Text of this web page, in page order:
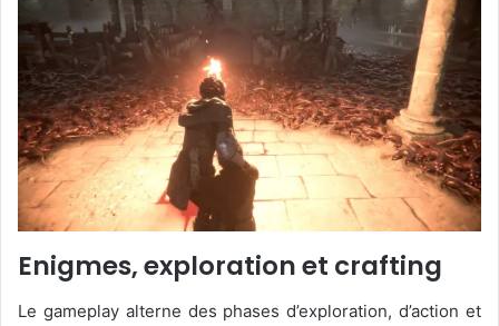
Enigmes, exploration et crafting
Le gameplay alterne des phases d’exploration, d’action et